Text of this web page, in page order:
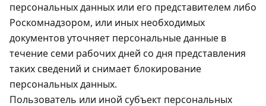
персональных данных или его представителем либо
Роскомнадзором, или иных необходимых
документов уточняет персональные данные в
течение семи рабочих дней со дня представления
таких сведений и снимает блокирование
персональных данных.
Пользователь или иной субъект персональных